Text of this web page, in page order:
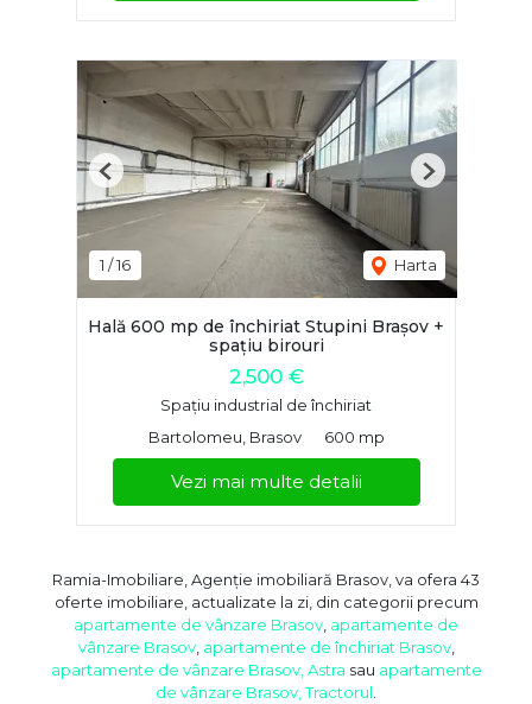
1 /16 Harta
Previous Next
Hală 600 mp de închiriat Stupini Brașov +
spațiu birouri
2,500 €
Spațiu industrial de închiriat
Bartolomeu, Brasov
600 mp
Vezi mai multe detalii
Ramia-Imobiliare, Agenție imobiliară Brasov, va ofera 43
oferte imobiliare, actualizate la zi, din categorii precum
apartamente de vânzare Brasov apartamente de
vânzare Brasov, apartamente de închiriat Brasov,
apartamente de vânzare Brasov, Astra sau apartamente
de vânzare Brasov, Tractorul